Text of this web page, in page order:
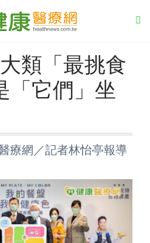
類「最挑食
它們」坐
療網／記者林怡亭報導